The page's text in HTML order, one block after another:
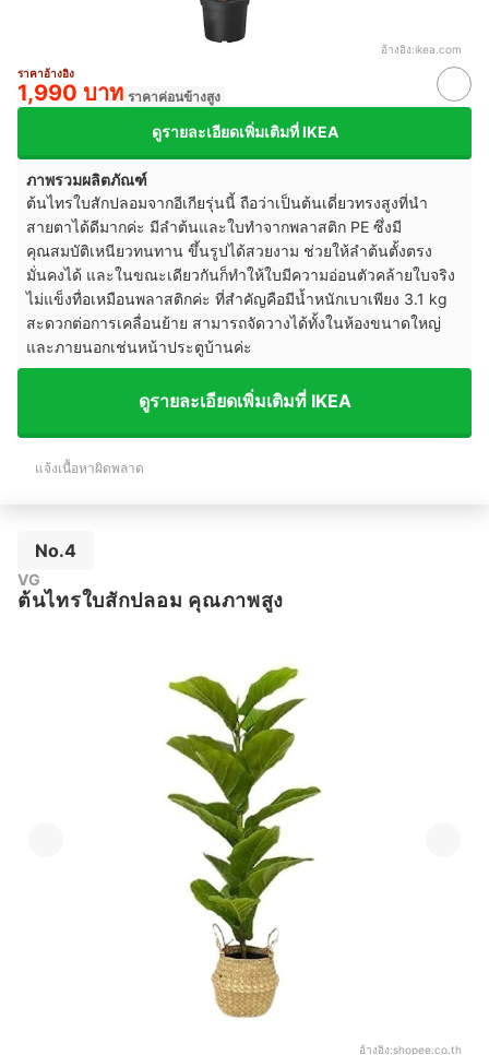
อ้างอิง:ikea.com
ราคาอ้างอิง
1,990 บาท ราคาค่อนข้างสูง
ดูรายละเอียดเพิ่มเติมที่ IKEA
ภาพรวมผลิตภัณฑ์
ต้นไทรใบสักปลอมจากอีเกียรุ่นนี้ ถือว่าเป็นต้นเดี่ยวทรงสูงที่นำ
สายตาได้ดีมากค่ะ มีลำต้นและใบทำจากพลาสติก PE ซึ่งมี
คุณสมบัติเหนียวทนทาน ขึ้นรูปได้สวยงาม ช่วยให้ลำต้นตั้งตรง
มั่นคงได้ และในขณะเดียวกันก็ทำให้ใบมีความอ่อนตัวคล้ายใบจริง
ไม่แข็งทื่อเหมือนพลาสติกค่ะ ที่สำคัญคือมีน้ำหนักเบาเพียง 3.1 kg
สะดวกต่อการเคลื่อนย้าย สามารถจัดวางได้ทั้งในห้องขนาดใหญ่
และภายนอกเช่นหน้าประตูบ้านค่ะ
ดูรายละเอียดเพิ่มเติมที่ IKEA
แจ้งเนื้อหาผิดพลาด
No.4
VG
ต้นไทรใบสักปลอม คุณภาพสูง
อ้างอิง:shopee.co.th